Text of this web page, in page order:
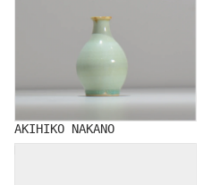
AKIHIKO NAKANO